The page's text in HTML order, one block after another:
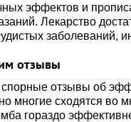
эффектов и
Лекарство
заболеваний,
отзывы
отзывы об
многие сходятся во
гораздо